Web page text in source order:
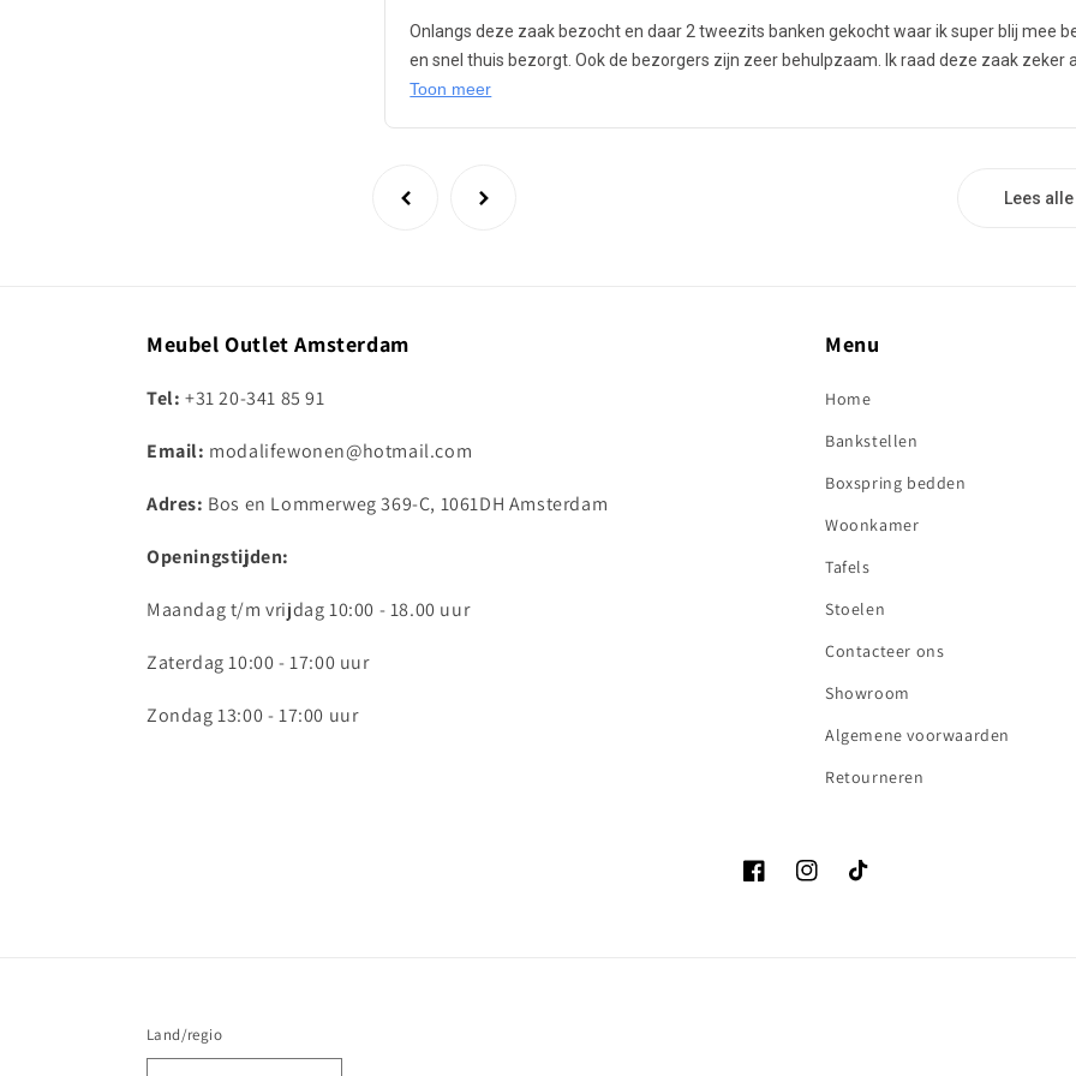
Onlangs deze zaak bezocht en daar 2 tweezits banken gekocht waar ik super blij mee
en snel thuis bezorgt. Ook de bezorgers zijn zeer behulpzaam. Ik raad deze zaak zeker
Toon meer
Lees
Meubel Outlet Amsterdam
Tel: +31 20-341 85 91
Email: modalifewonen@hotmail.com
Adres: Bos en Lommerweg 369-C, 1061DH Amsterdam
Openingstijden:
Maandag t/m vrijdag 10:00 - 18.00 uur
Zaterdag 10:00 - 17:00 uur
Zondag 13:00 - 17:00 uur
Menu
Home
Bankstellen
Boxspring bedden
Woonkamer
Tafels
Stoelen
Contacteer ons
Showroom
Algemene voorwaarden
Retourneren
FacebookInstagramTikTok
Land/regio